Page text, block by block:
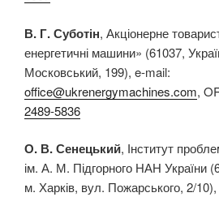
В. Г. Суботін, Акціонерне
енергетичні машини» (61037,
Московський, 199), e-mail:
office@ukrenergymachines.com,
2489-5836
О. В. Сенецький, Інститут
ім. А. М. Підгорного НАН України
м. Харків, вул. Пожарського, 2/10),